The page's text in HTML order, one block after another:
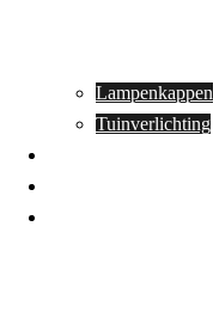
Lampenkappen
Tuinverlichting